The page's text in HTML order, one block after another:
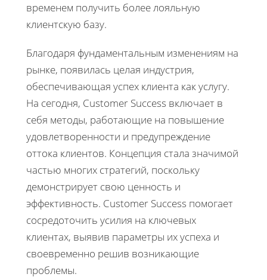
временем получить более лояльную
клиентскую базу.
Благодаря фундаментальным изменениям на
рынке, появилась целая индустрия,
обеспечивающая успех клиента как услугу.
На сегодня, Customer Success включает в
себя методы, работающие на повышение
удовлетворенности и предупреждение
оттока клиентов. Концепция стала значимой
частью многих стратегий, поскольку
демонстрирует свою ценность и
эффективность. Customer Success помогает
сосредоточить усилия на ключевых
клиентах, выявив параметры их успеха и
своевременно решив возникающие
проблемы.